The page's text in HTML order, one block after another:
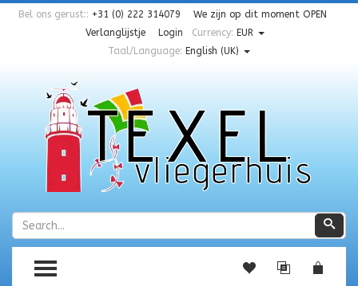
Bel ons gerust:: +31 (0) 222 314079 We zijn op dit moment OPEN
Verlanglijstje
Login Currency: EUR
Taal/Language: English (UK)
Zoeken
TOGGLE MENU